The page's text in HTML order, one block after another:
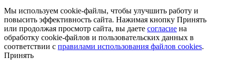
Мы используем cookie-файлы, чтобы улучшить работу и
повысить эффективность сайта. Нажимая кнопку Принять
или продолжая просмотр сайта, вы даете согласие на
обработку cookie-файлов и пользовательских данных в
соответствии с правилами использования файлов cookies.
Принять